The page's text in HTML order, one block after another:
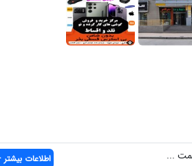
... اطلاعات بیشتر